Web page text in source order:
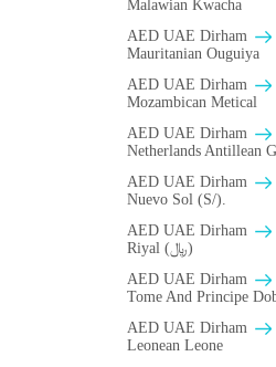
Malawian Kwacha
AED UAE Dirham
Mauritanian Ouguiya
AED UAE Dirham
Mozambican Metical
AED UAE Dirham
Netherlands Antillean
AED UAE Dirham
Nuevo Sol (S/).
AED UAE Dirham
Riyal (﷼)
AED UAE Dirham
Tome And Principe
AED UAE Dirham
Leonean Leone